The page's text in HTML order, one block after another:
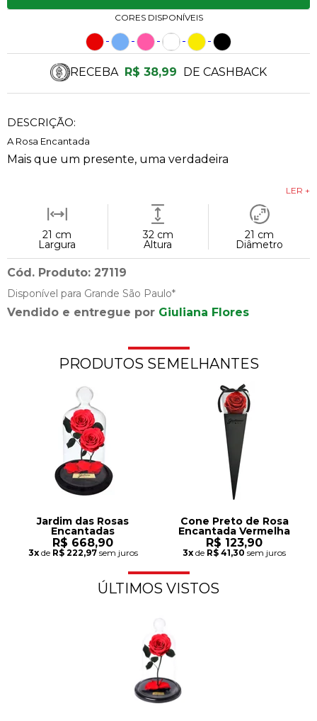
DESCRIÇÃO:
A Rosa Encantada
Mais que um presente, uma verdadeira
LER +
CORES DISPONÍVEIS
21 cm
Largura
32 cm
Altura
21 cm
Diâmetro
Cód. Produto: 27119
Disponível para Grande São Paulo*
Vendido e entregue por Giuliana Flores
RECEBA R$ 38,99 DE CASHBACK
PRODUTOS SEMELHANTES
Jardim das Rosas
Encantadas
R$ 668,90
3xde R$ 222,97sem juros
Cone Preto de Rosa
Encantada Vermelha
R$ 123,90
3x de R$ 41,30sem juros
ÚLTIMOS VISTOS